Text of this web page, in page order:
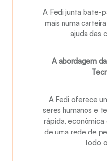
A Fedi junta bate-
mais numa
ajuda das
A abordagem
A Fedi oferece
seres humanos e
rápida, econômica
de uma rede de
todo